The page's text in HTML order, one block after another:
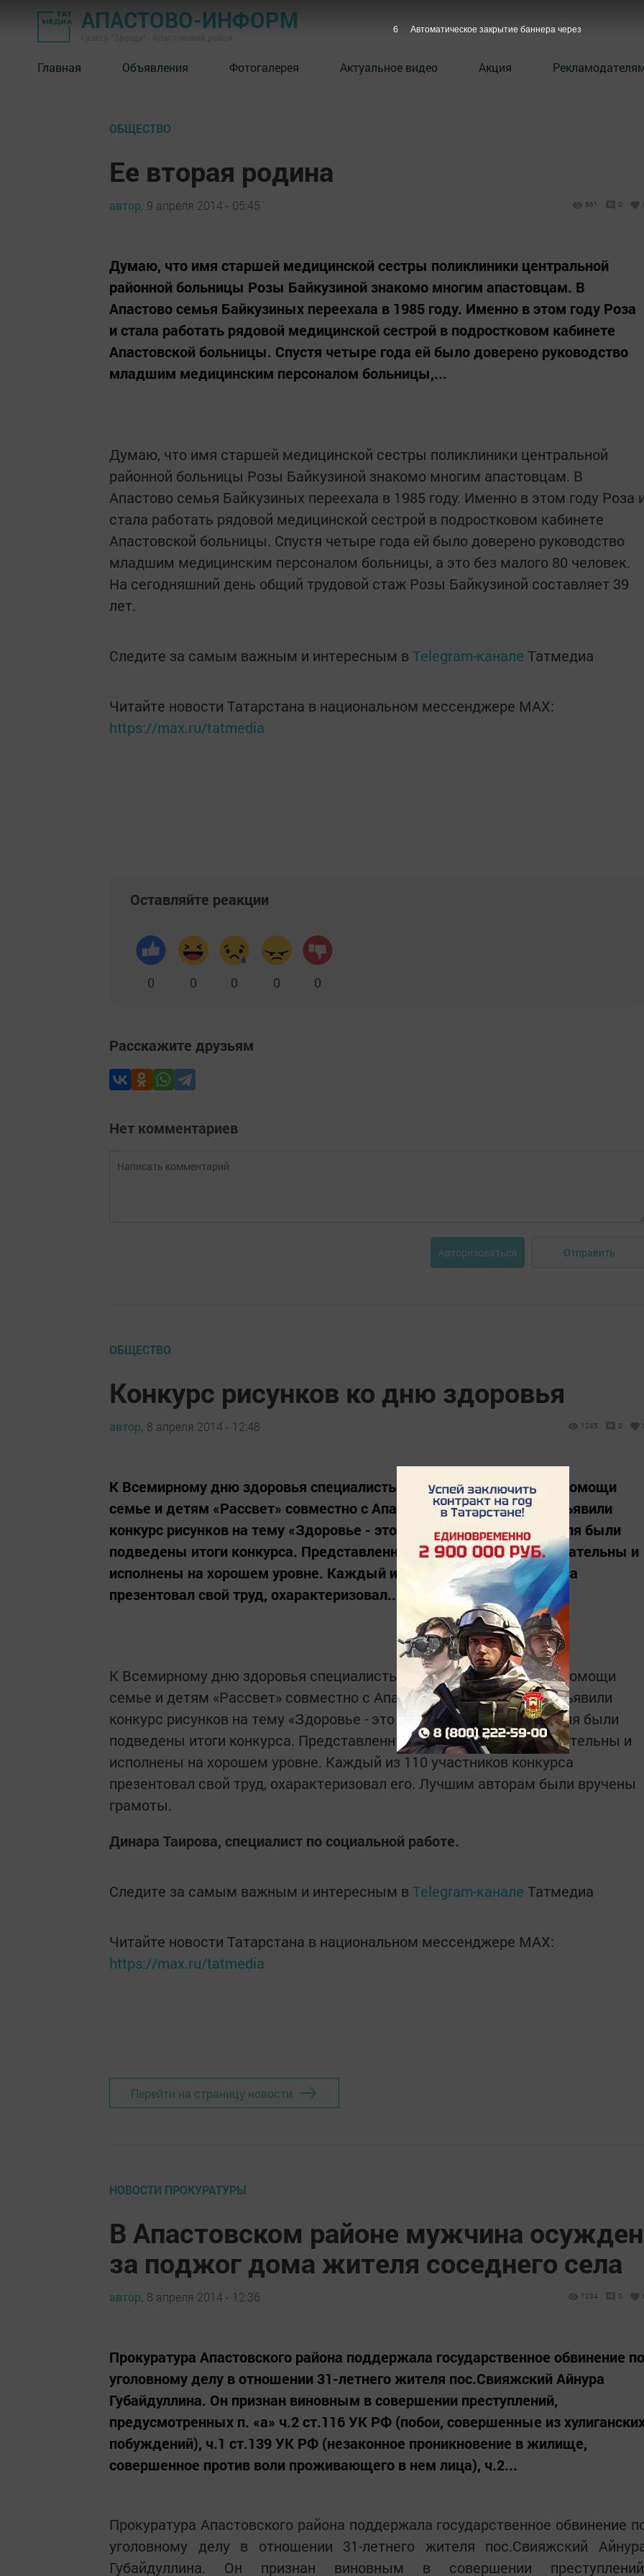
АПАСТОВО-ИНФОРМ
Главная Объявления Фотогалерея Актуальное видео Акция
ОБЩЕСТВО
Ее вторая родина
автор, 9 апреля 2014 - 05:45 861 0
Думаю, что имя старшей медицинской сестры поликлиники центральной
районной больницы Розы Байкузиной знакомо многим апастовцам. В
Апастово семья Байкузиных переехала в 1985 году. Именно в этом году Роза
и стала работать рядовой медицинской сестрой в подростковом кабинете
Апастовской больницы. Спустя четыре года ей было доверено руководство
младшим медицинским персоналом больницы,...
Думаю, что имя старшей медицинской сестры поликлиники центральной
районной больницы Розы Байкузиной знакомо многим апастовцам. В
Апастово семья Байкузиных переехала в 1985 году. Именно в этом году Роза
стала работать рядовой медицинской сестрой в подростковом кабинете
Апастовской больницы. Спустя четыре года ей было доверено руководство
младшим медицинским персоналом больницы, а это без малого 80 человек.
На сегодняшний день общий трудовой стаж Розы Байкузиной составляет 39
лет.
Следите за самым важным и интересным в Telegram-канале Татмедиа
Читайте новости Татарстана в национальном мессенджере MАХ:
https://max.ru/tatmedia
Оставляйте реакции
0 0 0 0 0
Расскажите друзьям
Нет комментариев
Авторизоваться Отправить
ОБЩЕСТВО
Конкурс рисунков ко дню здоровья
автор, 8 апреля 2014 - 12:48 1245 0
К Всемирному дню здоровья специалисты отделения социальной помощи
семье и детям «Рассвет» совместно с Апастовским колледжем объявили
конкурс рисунков на тему «Здоровье - это основа счастья!». 8 апреля были
подведены итоги конкурса. Представленные работы были содержательны и
исполнены на хорошем уровне. Каждый из 110 участников конкурса
презентовал свой труд, охарактеризовал...
К Всемирному дню здоровья специалисты отделения социальной помощи
семье и детям «Рассвет» совместно с Апастовским колледжем объявили
конкурс рисунков на тему «Здоровье - это основа счастья!». 8 апреля были
подведены итоги конкурса. Представленные работы были содержательны и
исполнены на хорошем уровне. Каждый из 110 участников конкурса
презентовал свой труд, охарактеризовал его. Лучшим авторам были вручены
грамоты.
Динара Таирова, специалист по социальной работе.
Следите за самым важным и интересным в Telegram-канале Татмедиа
Читайте новости Татарстана в национальном мессенджере MАХ:
https://max.ru/tatmedia
Перейти на страницу новости
НОВОСТИ ПРОКУРАТУРЫ
В Апастовском районе мужчина осужден
за поджог дома жителя соседнего села
автор, 8 апреля 2014 - 12:36 1234 0
Прокуратура Апастовского района поддержала государственное обвинение по
уголовному делу в отношении 31-летнего жителя пос.Свияжский Айнура
Губайдуллина. Он признан виновным в совершении преступлений,
предусмотренных п. «а» ч.2 ст.116 УК РФ (побои, совершенные из
побуждений), ч.1 ст.139 УК РФ (незаконное проникновение в жилище,
совершенное против воли проживающего в нем лица), ч.2...
Прокуратура Апастовского района поддержала государственное обвинение
уголовному делу в отношении 31-летнего жителя пос.Свияжский
Губайдуллина. Он признан виновным в совершении
5 Автоматическое закрытие баннера через